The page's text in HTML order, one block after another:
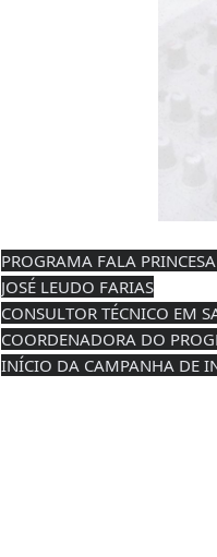
PROGRAMA FALA
JOSÉ LEUDO FARIAS
CONSULTOR TÉCNICO EM
COORDENADORA DO
INÍCIO DA CAMPANHA DE